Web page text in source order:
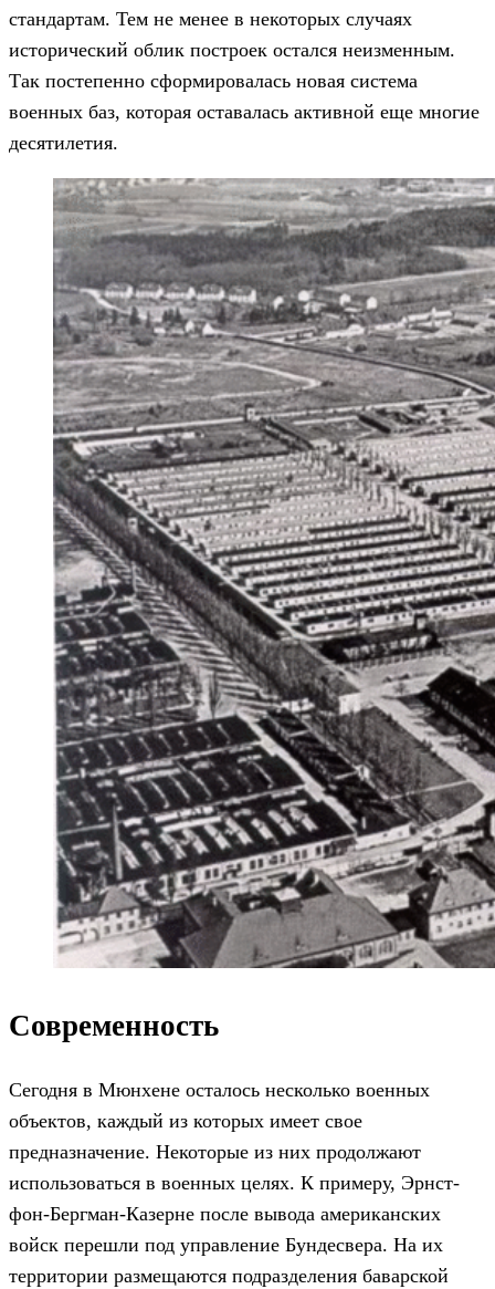
стандартам. Тем не менее в некоторых случаях
исторический облик построек остался неизменным.
Так постепенно сформировалась новая система
военных баз, которая оставалась активной еще многие
десятилетия.
Современность
Сегодня в Мюнхене осталось несколько военных
объектов, каждый из которых имеет свое
предназначение. Некоторые из них продолжают
использоваться в военных целях. К примеру, Эрнст-
фон-Бергман-Казерне после вывода американских
войск перешли под управление Бундесвера. На их
территории размещаются подразделения баварской